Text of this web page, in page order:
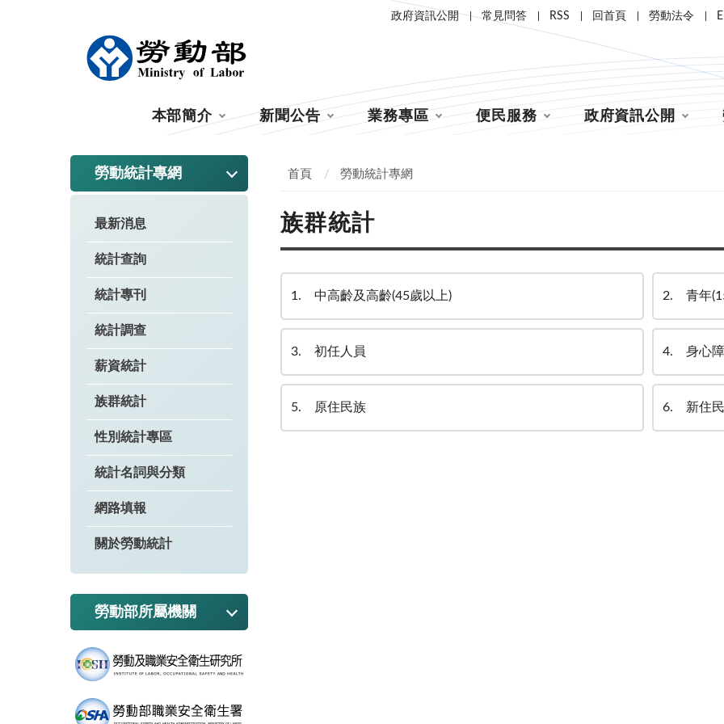
政府資訊公開 常見問答 RSS 回首頁 勞動法令
本部簡介 新聞公告 業務專區 便民服務 政府資訊公開
勞動統計專網
最新消息
統計查詢
統計專刊
統計調查
薪資統計
族群統計
性別統計專區
統計名詞與分類
網路填報
關於勞動統計
勞動部所屬機關
首頁 勞動統計專網
族群統計
1 中高齡及高齡(45歲以上) 2 青年
3 初任人員 4 身心
5 原住民族 6 新住民